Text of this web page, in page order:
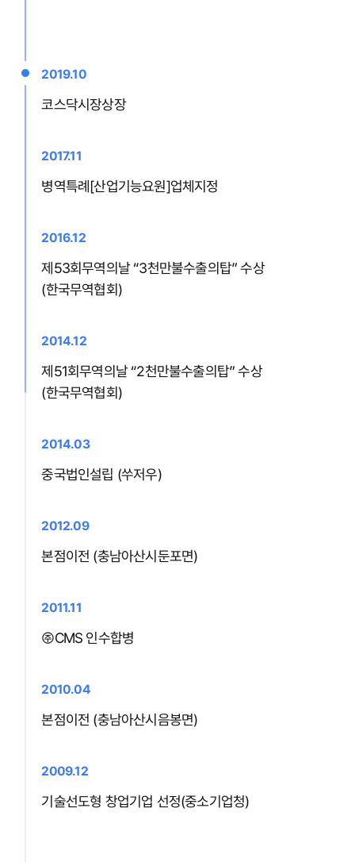
2019.10
코스닥시장상장
2017.11
병역특례[산업기능요원]업체지정
2016.12
제53회무역의날 “3천만불수출의탑” 수상
(한국무역협회)
2014.12
제51회무역의날 “2천만불수출의탑” 수상
(한국무역협회)
2014.03
중국법인설립 (쑤저우)
2012.09
본점이전 (충남아산시둔포면)
2011.11
㈜CMS 인수합병
2010.04
본점이전 (충남아산시음봉면)
2009.12
기술선도형 창업기업 선정(중소기업청)